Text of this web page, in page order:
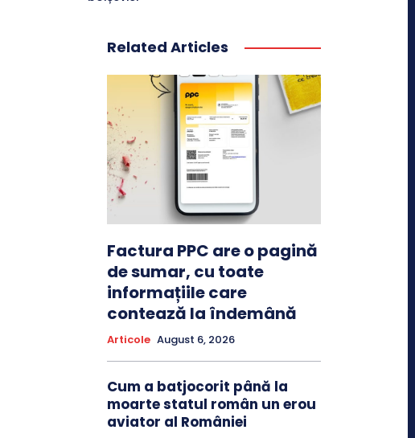
Related Articles
Factura PPC are o pagină
de sumar, cu toate
informațiile care
contează la îndemână
Articole August 6, 2026
Cum a batjocorit până la
moarte statul român un erou
aviator al României